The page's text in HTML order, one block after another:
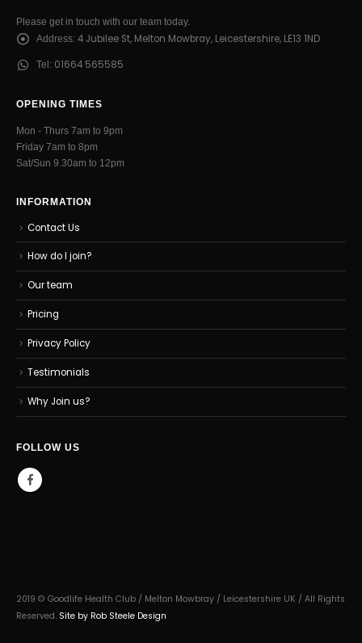
Please get in touch with our team today.
Address: 4 Jubilee St, Melton Mowbray, Leicestershire, LE13 1ND
Tel: 01664 565585
OPENING TIMES
Mon - Thurs 7am to 9pm
Friday 7am to 8pm
Sat/Sun 9.30am to 12pm
INFORMATION
Contact Us
How do I join?
Our team
Pricing
Privacy Policy
Testimonials
Why Join us?
FOLLOW US
2019 © Goodlife Health Club / Melton Mowbray / Leicestershire UK / All Rights
Reserved. Site by Rob Steele Design